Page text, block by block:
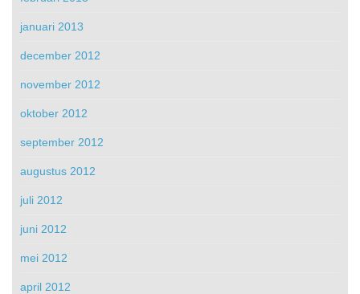
januari 2013
december 2012
november 2012
oktober 2012
september 2012
augustus 2012
juli 2012
juni 2012
mei 2012
april 2012